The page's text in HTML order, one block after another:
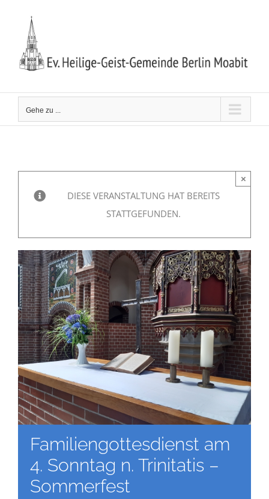
springen
Gehe zu ...
DIESE VERANSTALTUNG HAT BEREITS
STATTGEFUNDEN.
×
Familiengottesdienst am
4. Sonntag n. Trinitatis –
Sommerfest